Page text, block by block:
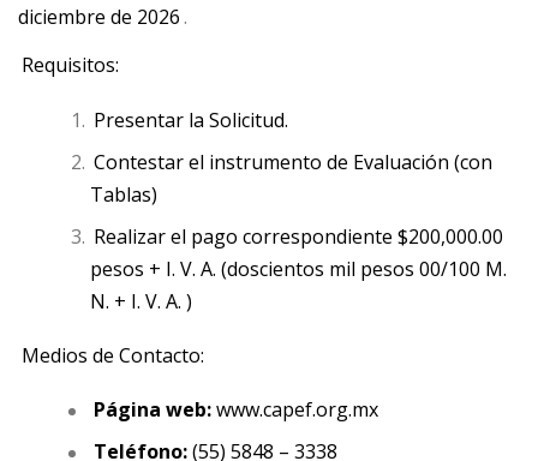
diciembre de 2026.
Requisitos:
Presentar la Solicitud.
Contestar el instrumento de Evaluación (con
Tablas)
Realizar el pago correspondiente $200,000.00
pesos + I. V. A. (doscientos mil pesos 00/100 M.
N. + I. V. A. )
Medios de Contacto:
Página web:www.capef.org.mx
Teléfono:(55) 5848 – 3338